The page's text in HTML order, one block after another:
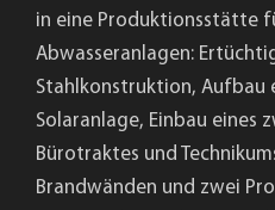
in eine Produktionsstätte
Abwasseranlagen:
Stahlkonstruktion, Aufbau
Solaranlage, Einbau eines
Bürotraktes und
Brandwänden und zwei